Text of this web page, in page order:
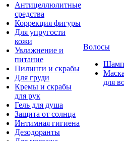
Антицеллюлитные
средства
Коррекция фигуры
Для упругости
кожи
Увлажнение и
питание
Пилинги и скрабы
Для груди
Кремы и скрабы
для рук
Гель для душа
Защита от солнца
Интимная гигиена
Дезодоранты
Волосы
для